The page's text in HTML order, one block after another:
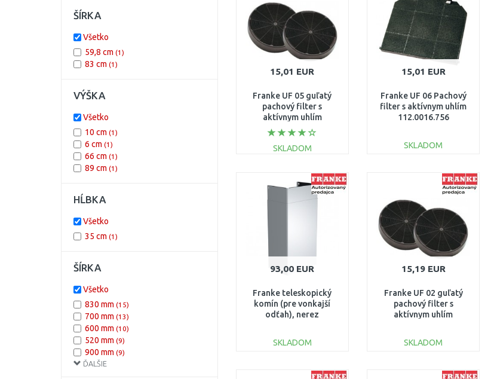
15,01 EUR
Franke UF 05 guľatý
pachový filter s
aktívnym uhlím
112.0016.755
SKLADOM
DO KOŠÍKA
Porovnať
15,01 EUR
Franke UF 06 Pachový
filter s aktívnym uhlím
112.0016.756
SKLADOM
Porovnať
93,00 EUR
Franke teleskopický
komín (pre vonkajší
odťah), nerez
SKLADOM
15,19 EUR
Franke UF 02 guľatý
pachový filter s
aktívnym uhlím
SKLADOM
ŠÍRKA
Všetko
59,8 cm (1)
83 cm (1)
VÝŠKA
Všetko
10 cm (1)
6 cm (1)
66 cm (1)
89 cm (1)
HĹBKA
Všetko
35 cm (1)
ŠÍRKA
ĎALŠIE
Všetko
830 mm (15)
700 mm (13)
600 mm (10)
520 mm (9)
900 mm (9)
420 mm